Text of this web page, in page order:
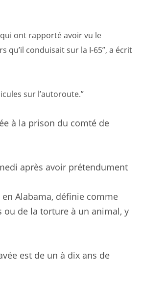
ont rapporté avoir vu le
conduisait sur la I-65”, a écrit
sur l’autoroute.”
à la prison du comté de
après avoir prétendument
Alabama, définie comme
ou de la torture à un animal, y
est de un à dix ans de